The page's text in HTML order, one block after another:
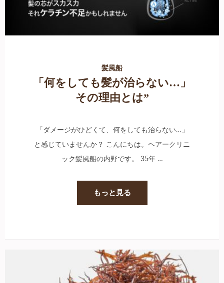
髪風船
「何をしても髪が治らない…」
その理由とは”
「ダメージがひどくて、何をしても治らない…」
と感じていませんか？ こんにちは。ヘアークリニ
ック髪風船の内野です。 35年 …
もっと見る